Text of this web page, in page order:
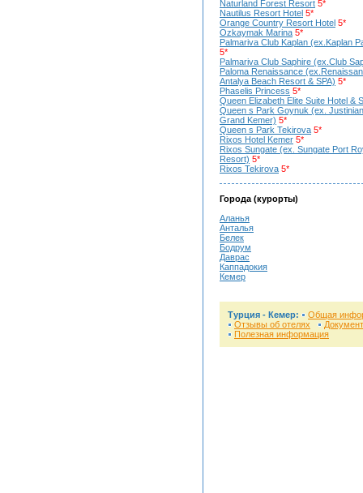
Naturland Forest Resort 5*
Nautilus Resort Hotel 5*
Orange Country Resort Hotel 5*
Ozkaymak Marina 5*
Palmariva Club Kaplan (ex.Kaplan
5*
Palmariva Club Saphire (ex.Club
Paloma Renaissance
Antalya Beach Resort & SPA) 5*
Phaselis Princess 5*
Queen Elizabeth Elite Suite Hotel &
Queen s Park Goynuk (ex.
Grand Kemer) 5*
Queen s Park Tekirova 5*
Rixos Hotel Kemer 5*
Rixos Sungate (ex. Sungate Port
Resort) 5*
Rixos Tekirova 5*
Города (курорты)
Аланья
Анталья
Белек
Бодрум
Даврас
Каппадокия
Кемер
Турция - Кемер:
Общая
Отзывы об отелях
Полезная информация